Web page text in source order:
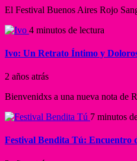
El Festival Buenos Aires Rojo
4 minutos de lectura
Ivo: Un Retrato Íntimo y
2 años atrás
Bienvenidxs a una nueva nota de
7 minutos
Festival Bendita Tú: Encuentro